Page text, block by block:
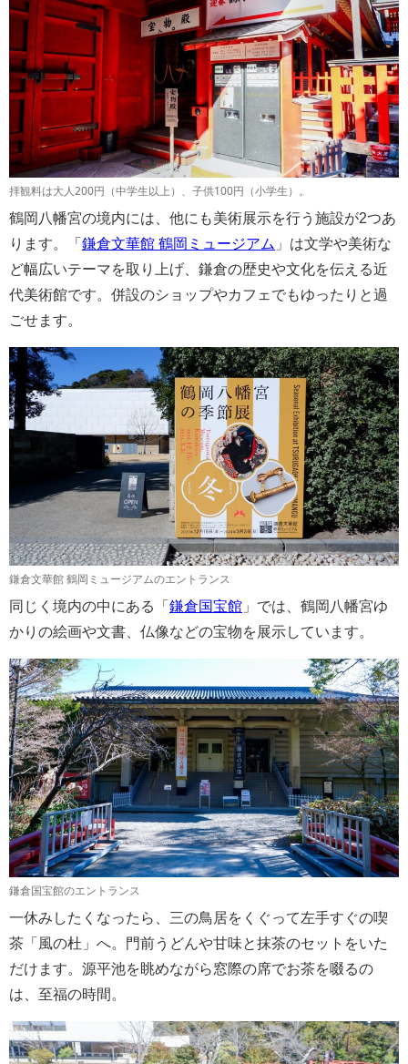
拝観料は大人200円（中学生以上）、子供100円（小学生）。
鶴岡八幡宮の境内には、他にも美術展示を行う施設が2つあ
ります。「 鎌倉文華館 鶴岡ミュージアム 」は文学や美術な
ど幅広いテーマを取り上げ、鎌倉の歴史や文化を伝える近
代美術館です。併設のショップやカフェでもゆったりと過
ごせます。
鎌倉文華館 鶴岡ミュージアムのエントランス
同じく境内の中にある「 鎌倉国宝館 」では、鶴岡八幡宮ゆ
かりの絵画や文書、仏像などの宝物を展示しています。
鎌倉国宝館のエントランス
一休みしたくなったら、三の鳥居をくぐって左手すぐの喫
茶「風の杜」へ。門前うどんや甘味と抹茶のセットをいた
だけます。源平池を眺めながら窓際の席でお茶を啜るの
は、至福の時間。